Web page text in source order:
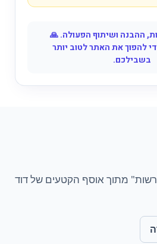
ההבנה ושיתוף הפעולה. 🙏
להפוך את האתר לטוב יותר
בשבילכם.
מתוך אוסף הקטעים של דוד